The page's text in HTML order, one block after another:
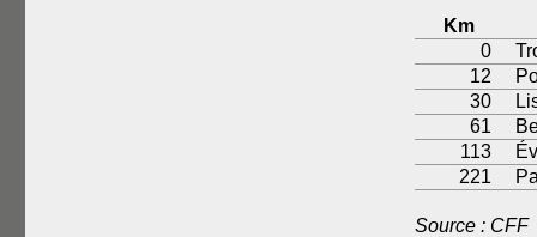
Km
0
12
30
61
113
221
Source : CFF